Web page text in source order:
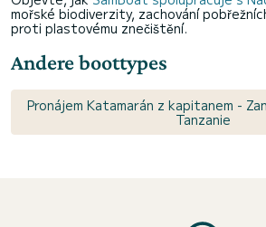
mořské biodiverzity, zachování
proti plastovému znečištění.
Andere boottypes
Pronájem Katamarán z kapitanem -
Tanzanie